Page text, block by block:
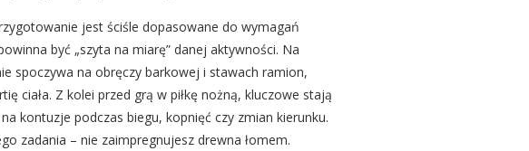
jest ściśle dopasowane do wymagań
być „szyta na miarę” danej aktywności. Na
spoczywa na obręczy barkowej i stawach ramion,
ciała. Z kolei przed grą w piłkę nożną, kluczowe stają
kontuzje podczas biegu, kopnięć czy zmian kierunku.
zadania – nie zaimpregnujesz drewna łomem.